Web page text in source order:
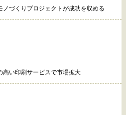
づくりプロジェクトが成功を収める
高い印刷サービスで市場拡大